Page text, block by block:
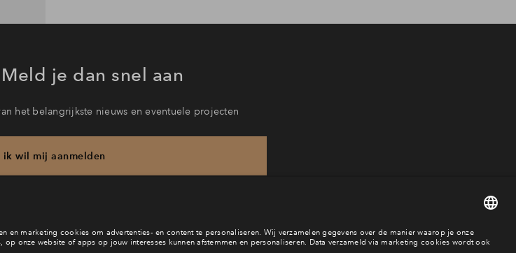
je dan snel aan
het belangrijkste nieuws en eventuele projecten
ik wil mij aanmelden
antwoord? Bel ons op
(behalve tijdens feestdagen)